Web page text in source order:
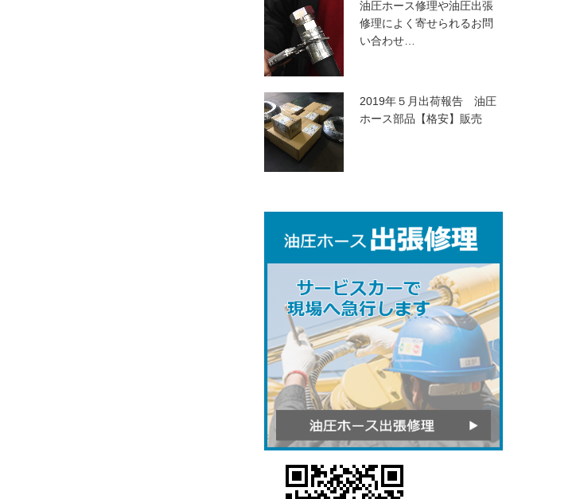
油圧ホース修理や油圧出張
修理によく寄せられるお問
い合わせ…
2019年５月出荷報告 油圧
ホース部品【格安】販売